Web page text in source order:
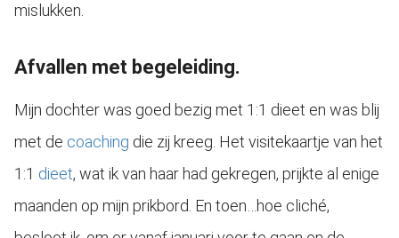
mislukken.
Afvallen met begeleiding.
Mijn dochter was goed bezig met 1:1 dieet en was blij
met de coaching die zij kreeg. Het visitekaartje van het
1:1 dieet, wat ik van haar had gekregen, prijkte al enige
maanden op mijn prikbord. En toen…hoe cliché,
van